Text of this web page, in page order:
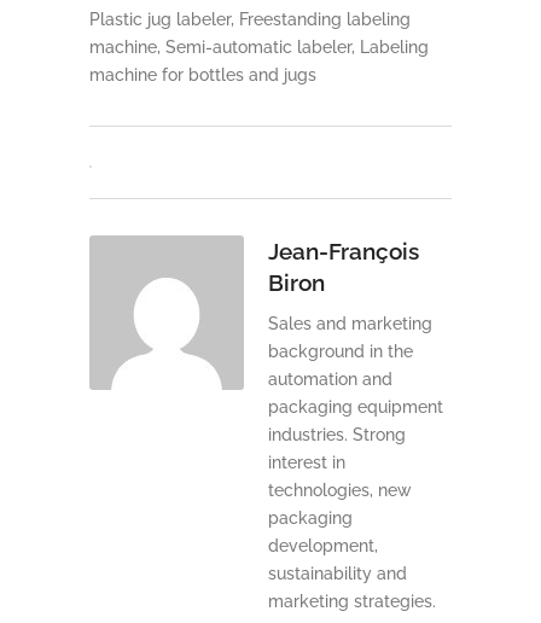
Plastic jug labeler, Freestanding labeling
machine, Semi-automatic labeler, Labeling
machine for bottles and jugs
Jean-François
Biron
Sales and marketing
background in the
automation and
packaging equipment
industries. Strong
interest in
technologies, new
packaging
development,
sustainability and
marketing strategies.